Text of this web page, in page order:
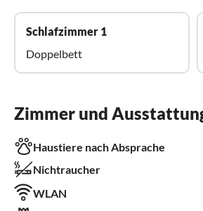
Schlafzimmer 1
Doppelbett
Zimmer und
Haustiere nach Absprache
Nichtraucher
WLAN